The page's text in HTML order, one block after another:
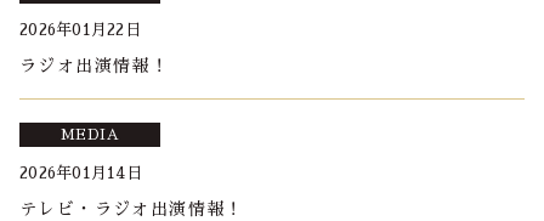
2026年01月22日
ラジオ出演情報！
MEDIA
2026年01月14日
テレビ・ラジオ出演情報！